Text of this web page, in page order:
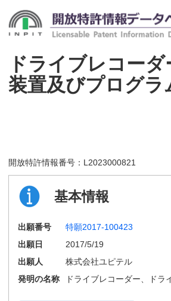
ドライブレコー
装置及びプログラ
開放特許情報番号： L2023000821
基本情報
出願番号 特願2017-100423
出願日
2017/5/19
出願人
株式会社ユピテル
発明の名称
ドライブレコーダー、ドラ